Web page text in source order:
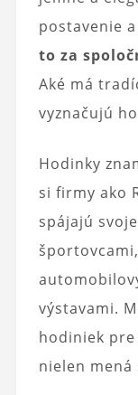
postavenie
to za
Aké má
vyznačujú
Hodinky
si firmy ako
spájajú
výstavami.
hodiniek
nielen